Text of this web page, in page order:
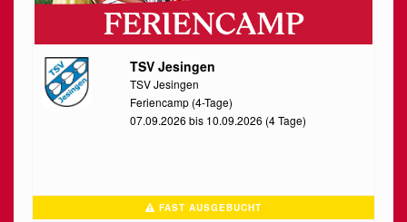
TSV Jesingen
TSV Jesingen
Feriencamp (4-Tage)
07.09.2026 bis 10.09.2026 (4 Tage)
FAST AUSGEBUCHT